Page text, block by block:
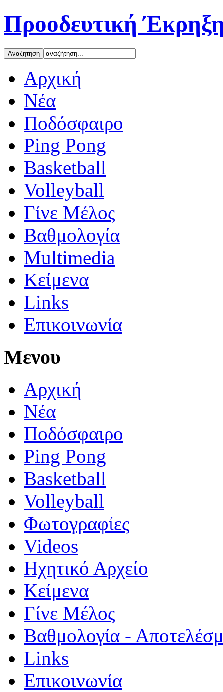
Προοδευτική
Αρχική
Νέα
Ποδόσφαιρο
Ping Pong
Basketball
Volleyball
Γίνε Μέλος
Βαθμολογία
Multimedia
Κείμενα
Links
Επικοινωνία
Μενου
Αρχική
Νέα
Ποδόσφαιρο
Ping Pong
Basketball
Volleyball
Φωτογραφίες
Videos
Ηχητικό Αρχείο
Κείμενα
Γίνε Μέλος
Βαθμολογία -
Links
Επικοινωνία